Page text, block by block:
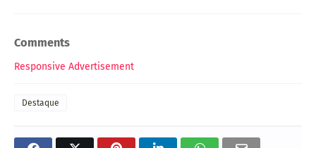
Comments
Responsive Advertisement
Destaque